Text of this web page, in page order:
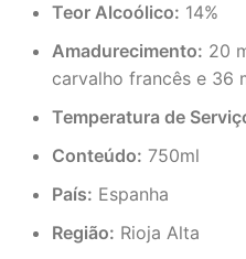
Teor Alcoólico: 14%
Amadurecimento: 20
carvalho francês e 36
Temperatura de
Conteúdo: 750ml
País: Espanha
Região: Rioja Alta